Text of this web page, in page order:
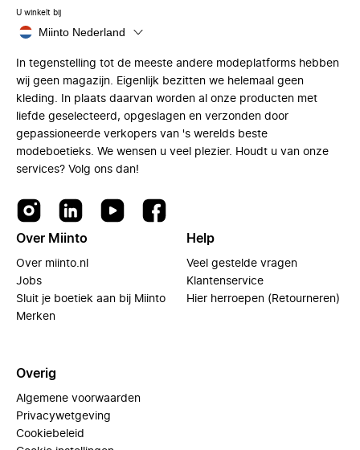
U winkelt bij
Miinto Nederland
In tegenstelling tot de meeste andere modeplatforms hebben
wij geen magazijn. Eigenlijk bezitten we helemaal geen
kleding. In plaats daarvan worden al onze producten met
liefde geselecteerd, opgeslagen en verzonden door
gepassioneerde verkopers van 's werelds beste
modeboetieks. We wensen u veel plezier. Houdt u van onze
services? Volg ons dan!
Over Miinto
Over miinto.nl
Jobs
Sluit je boetiek aan bij Miinto
Merken
Help
Veel gestelde vragen
Klantenservice
Hier herroepen (Retourneren)
Overig
Algemene voorwaarden
Privacywetgeving
Cookiebeleid